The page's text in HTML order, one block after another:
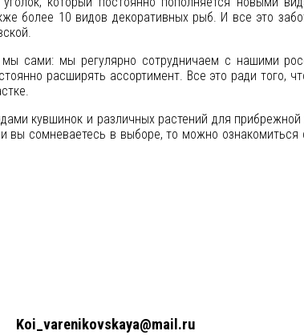
более 10 видов декоративных рыб. И все это
сами: мы регулярно сотрудничаем с нашими
расширять ассортимент. Все это ради того,
кувшинок и различных растений для
вы сомневаетесь в выборе, то можно
Koi_varenikovskaya@mail.ru